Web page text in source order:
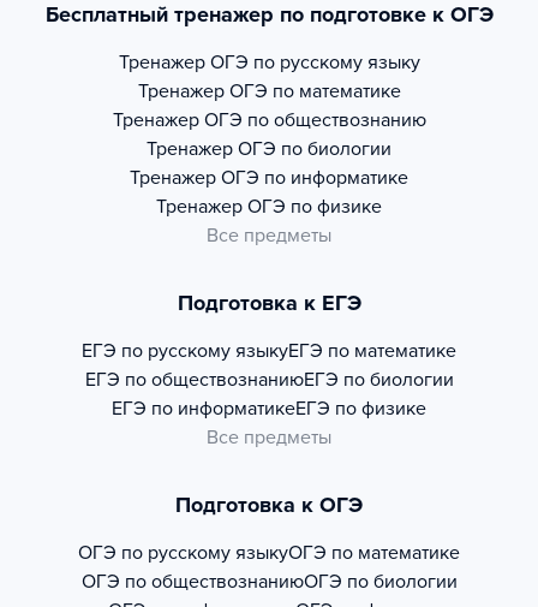
Бесплатный тренажер по подготовке к ОГЭ
Тренажер ОГЭ по русскому языку
Тренажер ОГЭ по математике
Тренажер ОГЭ по обществознанию
Тренажер ОГЭ по биологии
Тренажер ОГЭ по информатике
Тренажер ОГЭ по физике
Все предметы
Подготовка к ЕГЭ
ЕГЭ по русскому языкуЕГЭ по математике
ЕГЭ по обществознаниюЕГЭ по биологии
ЕГЭ по информатикеЕГЭ по физике
Все предметы
Подготовка к ОГЭ
ОГЭ по русскому языкуОГЭ по математике
ОГЭ по обществознаниюОГЭ по биологии